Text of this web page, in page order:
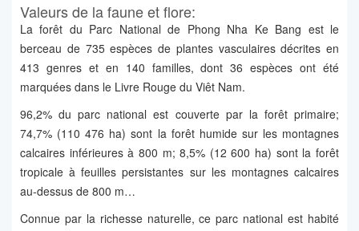
Valeurs de la faune et flore:
La forêt du Parc National de Phong Nha Ke Bang est le
berceau de 735 espèces de plantes vasculaires décrites en
413 genres et en 140 familles, dont 36 espèces ont été
marquées dans le Livre Rouge du Viêt Nam.
96,2% du parc national est couverte par la forêt primaire;
74,7% (110 476 ha) sont la forêt humide sur les montagnes
calcaires inférieures à 800 m; 8,5% (12 600 ha) sont la forêt
tropicale à feuilles persistantes sur les montagnes calcaires
au-dessus de 800 m…
Connue par la richesse naturelle, ce parc national est habité